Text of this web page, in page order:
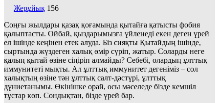
Жерұйық 156
Соңғы жылдары қазақ қоғамында қытайға қатысты фобия
қалыптасты. Ойбай, қыздарымызға үйленеді екен деген үрей
ел ішінде кеңінен етек алуда. Біз сияқты Қытайдың ішінде,
сыртында жүздеген халық өмір сүріп, жатыр. Соларды неге
қалың қытай өзіне сіңіріп алмайды? Себебі, олардың ұлттық
иммунитеті мықты. Ал ұлттық иммунитет дегеніміз – сол
халықтың өзіне тән ұлттық салт-дәстүрі, ұлттық
дүниетанымы. Өкінішке орай, осы мәселеде бізде кемшіл
тұстар көп. Сондықтан, бізде үрей бар.